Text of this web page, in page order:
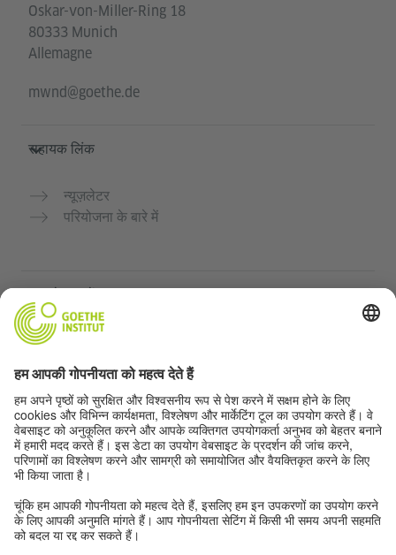
Oskar-von-Miller-Ring 18
80333 Munich
Allemagne
mwnd@goethe.de
सहायक लिंक
न्यूज़लेटर
परियोजना के बारे में
जर्मन भाषा का अभ्यास मुफ्त में करें
गोएथे संस्थान के जर्मन पाठ्यक्रम
शिक्षक पोर्टल "Deutschstunde"
गोपनीयता और सुगम्यता
गोपनीयता सेटिंग्स